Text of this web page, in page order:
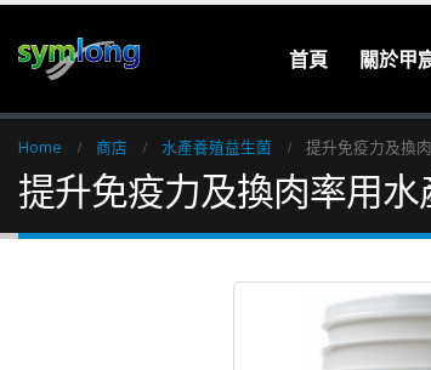
首頁 關於甲
Home 商店 水產養殖益生菌 提升免疫力及換
提升免疫力及換肉率用